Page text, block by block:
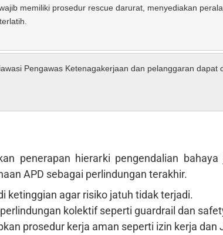
memiliki prosedur rescue darurat, menyediakan
Pengawas Ketenagakerjaan dan pelanggaran dapat
penerapan hierarki pengendalian
APD sebagai perlindungan terakhir.
ketinggian agar risiko jatuh tidak terjadi.
kolektif seperti guardrail dan
prosedur kerja aman seperti izin kerja dan